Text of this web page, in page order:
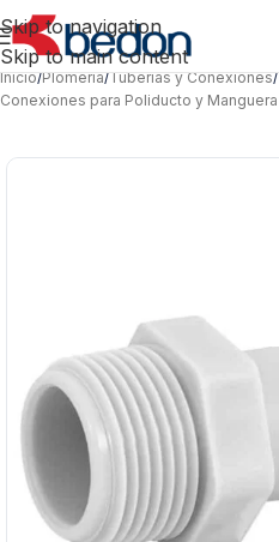
Skip to navigation
Skip to main content
Inicio/Plomería/Tuberías y Conexiones/
Conexiones para Poliducto y Manguera